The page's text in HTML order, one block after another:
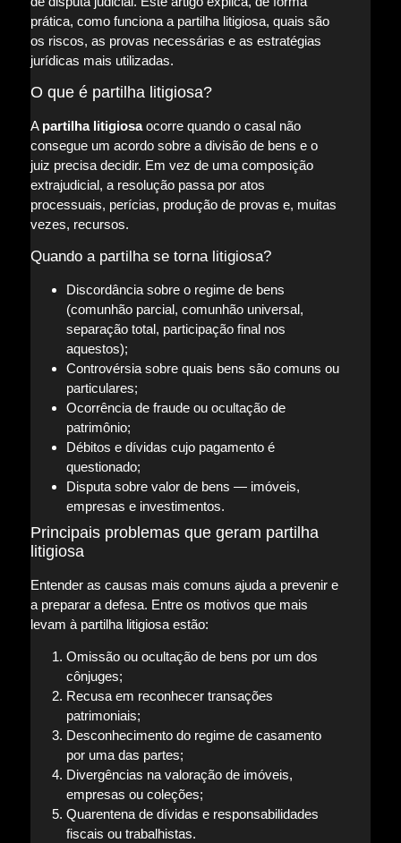
prática, como funciona a partilha litigiosa, quais são
os riscos, as provas necessárias e as estratégias
jurídicas mais utilizadas.
O que é partilha litigiosa?
A partilha litigiosaocorre quando o casal não
consegue um acordo sobre a divisão de bens e o
juiz precisa decidir. Em vez de uma composição
extrajudicial, a resolução passa por atos
processuais, perícias, produção de provas e, muitas
vezes, recursos.
Quando a partilha se torna litigiosa?
Discordância sobre o regime de bens
(comunhão parcial, comunhão universal,
separação total, participação final nos
aquestos);
Controvérsia sobre quais bens são comuns ou
particulares;
Ocorrência de fraude ou ocultação de
patrimônio;
Débitos e dívidas cujo pagamento é
questionado;
Disputa sobre valor de bens — imóveis,
empresas e investimentos.
Principais problemas que geram partilha
litigiosa
Entender as causas mais comuns ajuda a prevenir e
a preparar a defesa. Entre os motivos que mais
levam à partilha litigiosa estão:
Omissão ou ocultação de bens por um dos
cônjuges;
Recusa em reconhecer transações
patrimoniais;
Desconhecimento do regime de casamento
por uma das partes;
Divergências na valoração de imóveis,
empresas ou coleções;
Quarentena de dívidas e responsabilidades
fiscais ou trabalhistas.